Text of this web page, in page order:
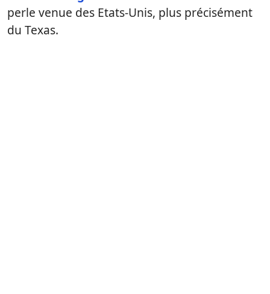
perle venue des Etats-Unis, plus précisément
du Texas.